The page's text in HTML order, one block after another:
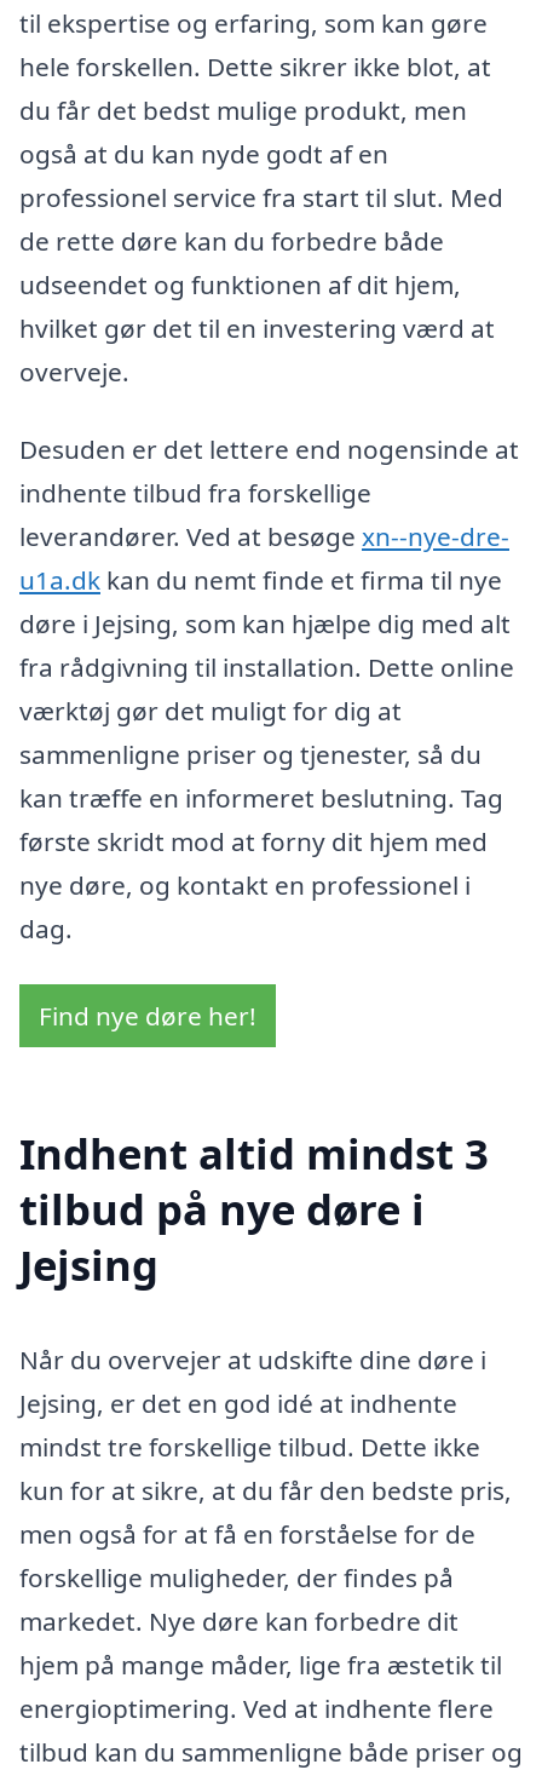
til ekspertise og erfaring, som kan gøre
hele forskellen. Dette sikrer ikke blot, at
du får det bedst mulige produkt, men
også at du kan nyde godt af en
professionel service fra start til slut. Med
de rette døre kan du forbedre både
udseendet og funktionen af dit hjem,
hvilket gør det til en investering værd at
overveje.
Desuden er det lettere end nogensinde at
indhente tilbud fra forskellige
leverandører. Ved at besøge xn--nye-dre-
u1a.dk kan du nemt finde et firma til nye
døre i Jejsing, som kan hjælpe dig med alt
fra rådgivning til installation. Dette online
værktøj gør det muligt for dig at
sammenligne priser og tjenester, så du
kan træffe en informeret beslutning. Tag
første skridt mod at forny dit hjem med
nye døre, og kontakt en professionel i
dag.
Find nye døre her!
Indhent altid mindst 3
tilbud på nye døre i
Jejsing
Når du overvejer at udskifte dine døre i
Jejsing, er det en god idé at indhente
mindst tre forskellige tilbud. Dette ikke
kun for at sikre, at du får den bedste pris,
men også for at få en forståelse for de
forskellige muligheder, der findes på
markedet. Nye døre kan forbedre dit
hjem på mange måder, lige fra æstetik til
energioptimering. Ved at indhente flere
tilbud kan du sammenligne både priser og